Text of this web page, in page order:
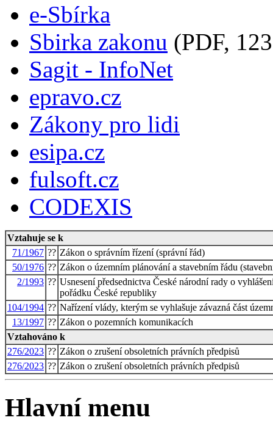
e-Sbírka
Sbirka zakonu (PDF,
Sagit - InfoNet
epravo.cz
Zákony pro lidi
esipa.cz
fulsoft.cz
CODEXIS
Vztahuje se k
71/1967 ?? Zákon o správním řízení (správní řád)
50/1976 ?? Zákon o územním plánování a stavebním řádu
2/1993 ?? Usnesení předsednictva České národní rady o
pořádku České republiky
104/1994 ?? Nařízení vlády, kterým se vyhlašuje závazná část
13/1997 ?? Zákon o pozemních komunikacích
Vztahováno k
276/2023 ?? Zákon o zrušení obsoletních právních předpisů
276/2023 ?? Zákon o zrušení obsoletních právních předpisů
Hlavní menu